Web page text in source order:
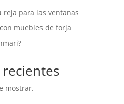
reja para las ventanas
muebles de forja
mostrar.